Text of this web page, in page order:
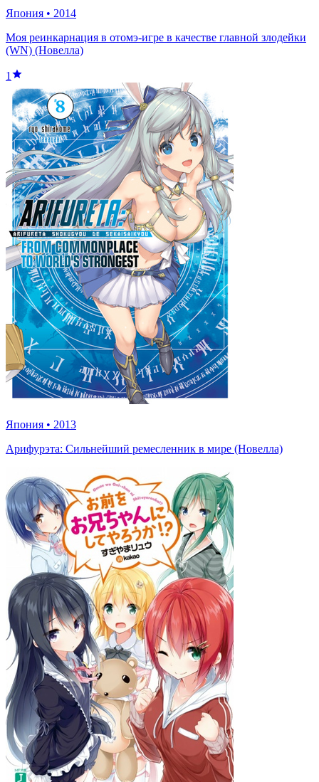
Япония • 2014
Моя реинкарнация в отомэ-игре в качестве главной злодейки
(WN) (Новелла)
1
Япония • 2013
Арифурэта: Сильнейший ремесленник в мире (Новелла)